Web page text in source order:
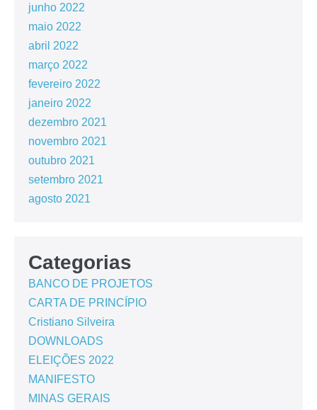
junho 2022
maio 2022
abril 2022
março 2022
fevereiro 2022
janeiro 2022
dezembro 2021
novembro 2021
outubro 2021
setembro 2021
agosto 2021
Categorias
BANCO DE PROJETOS
CARTA DE PRINCÍPIO
Cristiano Silveira
DOWNLOADS
ELEIÇÕES 2022
MANIFESTO
MINAS GERAIS